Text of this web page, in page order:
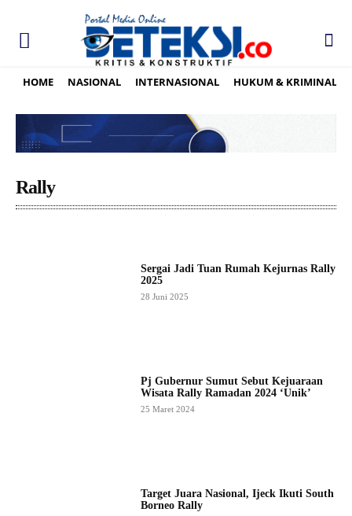
HOME NASIONAL INTERNASIONAL HUKUM & KRIMINAL
Rally
Sergai Jadi Tuan Rumah Kejurnas Rally
2025
28 Juni 2025
Pj Gubernur Sumut Sebut Kejuaraan
Wisata Rally Ramadan 2024 ‘Unik’
25 Maret 2024
Target Juara Nasional, Ijeck Ikuti South
Borneo Rally